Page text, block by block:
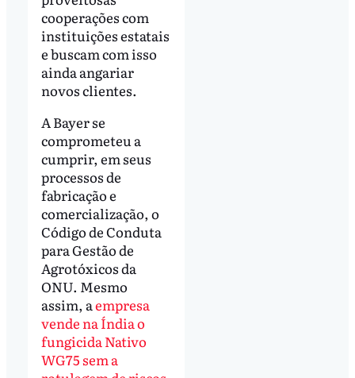
cooperações com
instituições estatais
e buscam com isso
ainda angariar
novos clientes.
A Bayer se
comprometeu a
cumprir, em seus
processos de
fabricação e
comercialização, o
Código de Conduta
para Gestão de
Agrotóxicos da
ONU. Mesmo
assim, aempresa
vende na Índia o
fungicida Nativo
WG75 sem a